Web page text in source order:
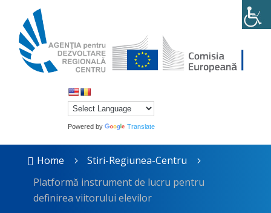
Powered by Translate
 Home 5 Stiri-Regiunea-Centru 5
Platformă instrument de lucru pentru
definirea viitorului elevilor